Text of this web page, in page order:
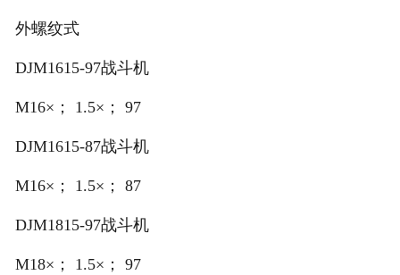
外螺纹式
DJM1615-97战斗机
M16×； 1.5×； 97
DJM1615-87战斗机
M16×； 1.5×； 87
DJM1815-97战斗机
M18×； 1.5×； 97